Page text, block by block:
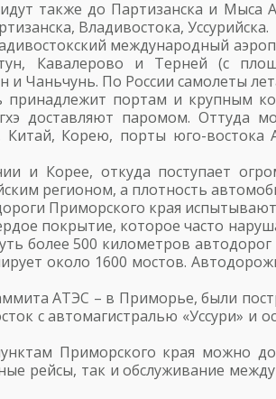
также до Партизанска и
Владивостока, Уссурийска.
международный
Кавалерово и Терней (с
и Чаньчунь. По России самолеты
принадлежит портам и крупным
доставляют паромом. Оттуда
Китай, Корею, порты юго-
и Корее, откуда поступает
регионом, а плотность
Приморского края
покрытие, которое часто
более 500 километров
около 1600 мостов.
АТЭС – в Приморье, были
с автомагистралью «Уссури» и
Приморского края можно
рейсы, так и обслуживание